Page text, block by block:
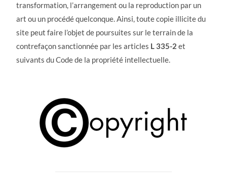
transformation, l’arrangement ou la reproduction par un
art ou un procédé quelconque. Ainsi, toute copie illicite du
site peut faire l’objet de poursuites sur le terrain de la
contrefaçon sanctionnée par les articles L 335-2 et
suivants du Code de la propriété intellectuelle.